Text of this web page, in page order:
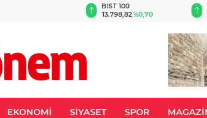
BIST 100
13.798,82%0,70
EKONOMİ SİYASET SPOR